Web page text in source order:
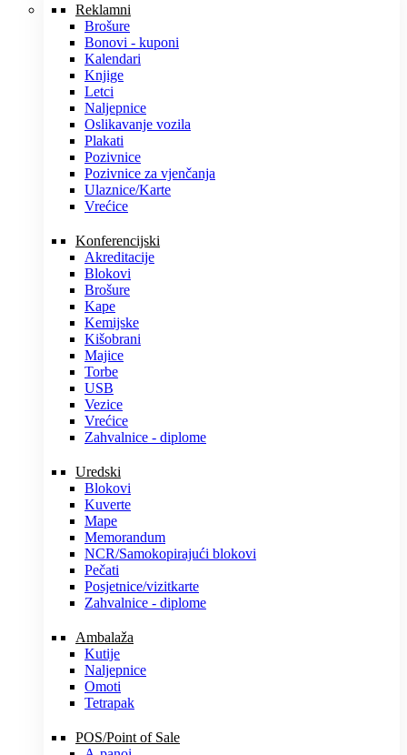
Reklamni
Brošure
Bonovi - kuponi
Kalendari
Knjige
Letci
Naljepnice
Oslikavanje vozila
Plakati
Pozivnice
Pozivnice za vjenčanja
Ulaznice/Karte
Vrećice
Konferencijski
Akreditacije
Blokovi
Brošure
Kape
Kemijske
Kišobrani
Majice
Torbe
USB
Vezice
Vrećice
Zahvalnice - diplome
Uredski
Blokovi
Kuverte
Mape
Memorandum
NCR/Samokopirajući blokovi
Pečati
Posjetnice/vizitkarte
Zahvalnice - diplome
Ambalaža
Kutije
Naljepnice
Omoti
Tetrapak
POS/Point of Sale